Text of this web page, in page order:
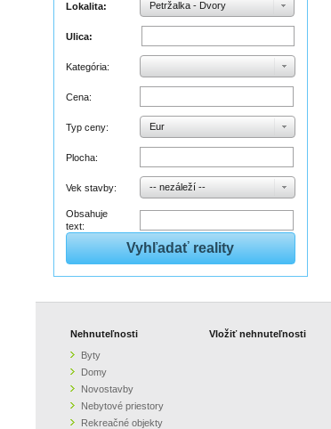
Lokalita: Petržalka - Dvory
Ulica:
Kategória:
Cena:
Typ ceny: Eur
Plocha:
Vek stavby: -- nezáleží --
Obsahuje
text:
Nehnuteľnosti
Byty
Domy
Novostavby
Nebytové priestory
Rekreačné objekty
Vložiť nehnuteľnosti